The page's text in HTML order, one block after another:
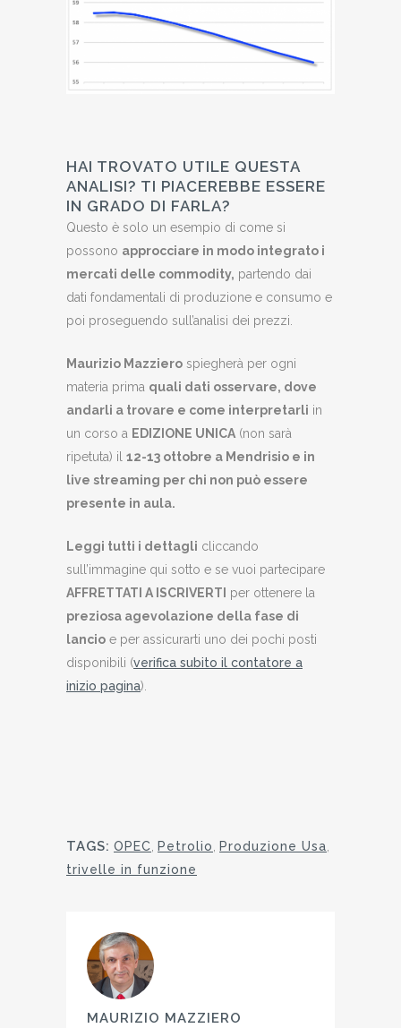
HAI TROVATO UTILE QUESTA
ANALISI? TI PIACEREBBE ESSERE
IN GRADO DI FARLA?
Questo è solo un esempio di come si
possono approcciare in modo integrato i
mercati delle commodity, partendo dai
dati fondamentali di produzione e consumo e
poi proseguendo sull’analisi dei prezzi.
Maurizio Mazziero spiegherà per ogni
materia prima quali dati osservare, dove
andarli a trovare e come interpretarli in
un corso a EDIZIONE UNICA (non sarà
ripetuta) il 12-13 ottobre a Mendrisio e in
live streaming per chi non può essere
presente in aula.
Leggi tutti i dettagli cliccando
sull’immagine qui sotto e se vuoi partecipare
AFFRETTATI A ISCRIVERTI
per ottenere la
preziosa agevolazione della fase di
lancio e per assicurarti uno dei pochi posti
disponibili (verifica subito il contatore a
inizio pagina).
TAGS: OPEC Petrolio Produzione Usa
trivelle in funzione
MAURIZIO MAZZIERO